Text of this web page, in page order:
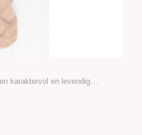
karaktervol en levendig…